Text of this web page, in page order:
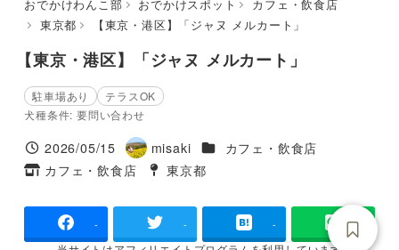
おでかけわんこ部 おでかけスポット
カフェ・飲食店
東京都
【東京・港区】「ジャヌ メルカート」
【東京・港区】「ジャヌ メルカート」
駐車場あり
テラスOK
犬種条件: 要問い合わせ
投稿日
2026/05/15
著
者
misaki 施設ジャンル
カフェ・飲食店
タグ
カフェ・飲食店
タグ
東京都
- - -